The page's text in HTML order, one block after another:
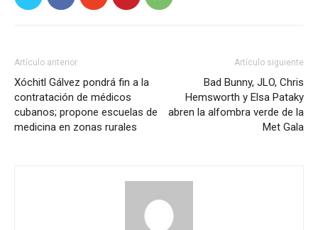
Artículo anterior
Xóchitl Gálvez pondrá fin a la
contratación de médicos
cubanos; propone escuelas de
medicina en zonas rurales
Artículo siguiente
Bad Bunny, JLO, Chris
Hemsworth y Elsa Pataky
abren la alfombra verde de la
Met Gala